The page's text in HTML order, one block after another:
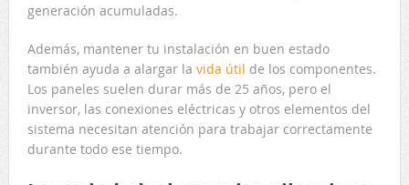
generación acumuladas.
Además, mantener tu instalación en buen estado
también ayuda a alargar la vida útil de los componentes.
Los paneles suelen durar más de 25 años, pero el
inversor, las conexiones eléctricas y otros elementos del
sistema necesitan atención para trabajar correctamente
durante todo ese tiempo.